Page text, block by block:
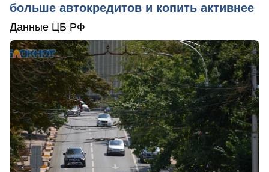
больше автокредитов и копить активнее
Данные ЦБ РФ